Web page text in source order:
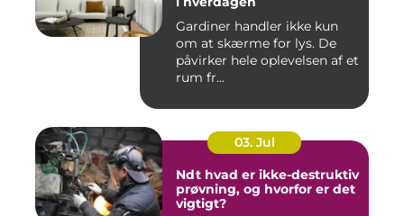
Gardiner handler ikke kun
om at skærme for lys. De
påvirker hele oplevelsen af et
rum fr...
03. Jul
Ndt hvad er ikke-destruktiv
prøvning, og hvorfor er det
vigtigt?